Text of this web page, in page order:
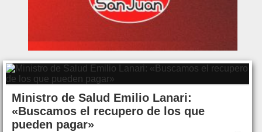
Ministro de Salud Emilio Lanari:
«Buscamos el recupero de los que
pueden pagar»